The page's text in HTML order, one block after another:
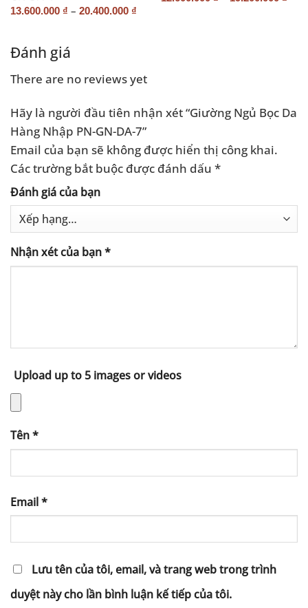
13.600.000 ₫ – 20.400.000 ₫
Đánh giá
There are no reviews yet
Hãy là người đầu tiên nhận xét “Giường Ngủ Bọc Da
Hàng Nhập PN-GN-DA-7”
Email của bạn sẽ không được hiển thị công khai.
Các trường bắt buộc được đánh dấu *
Đánh giá của bạn
Nhận xét của bạn*
Upload up to 5 images or videos
Tên*
Email*
Lưu tên của tôi, email, và trang web trong trình
duyệt này cho lần bình luận kế tiếp của tôi.